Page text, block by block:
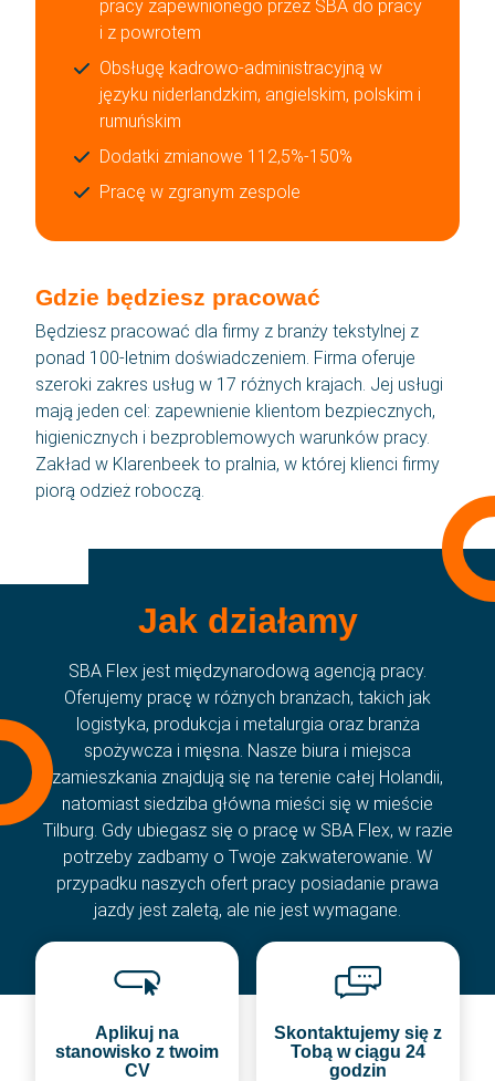
pracy zapewnionego przez SBA do pracy
i z powrotem
Obsługę kadrowo-administracyjną w
języku niderlandzkim, angielskim, polskim i
rumuńskim
Dodatki zmianowe 112,5%-150%
Pracę w zgranym zespole
Gdzie będziesz pracować
Będziesz pracować dla firmy z branży tekstylnej z
ponad 100-letnim doświadczeniem. Firma oferuje
szeroki zakres usług w 17 różnych krajach. Jej usługi
mają jeden cel: zapewnienie klientom bezpiecznych,
higienicznych i bezproblemowych warunków pracy.
Zakład w Klarenbeek to pralnia, w której klienci firmy
piorą odzież roboczą.
Jak działamy
SBA Flex jest międzynarodową agencją pracy.
Oferujemy pracę w różnych branżach, takich jak
logistyka, produkcja i metalurgia oraz branża
spożywcza i mięsna. Nasze biura i miejsca
zamieszkania znajdują się na terenie całej Holandii,
natomiast siedziba główna mieści się w mieście
Tilburg. Gdy ubiegasz się o pracę w SBA Flex, w razie
potrzeby zadbamy o Twoje zakwaterowanie. W
przypadku naszych ofert pracy posiadanie prawa
jazdy jest zaletą, ale nie jest wymagane.
Aplikuj na
stanowisko z twoim
CV
Skontaktujemy się z
Tobą w ciągu 24
godzin